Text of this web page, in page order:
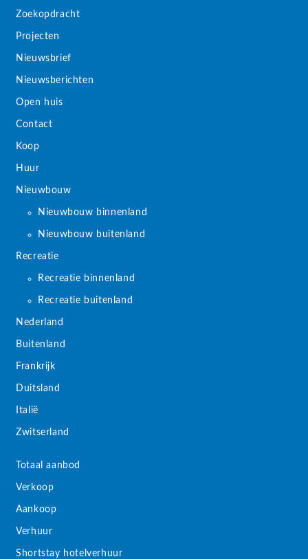
Zoekopdracht
Projecten
Nieuwsbrief
Nieuwsberichten
Open huis
Contact
Koop
Huur
Nieuwbouw
Nieuwbouw binnenland
Nieuwbouw buitenland
Recreatie
Recreatie binnenland
Recreatie buitenland
Nederland
Buitenland
Frankrijk
Duitsland
Italië
Zwitserland
Totaal aanbod
Verkoop
Aankoop
Verhuur
Shortstay hotelverhuur